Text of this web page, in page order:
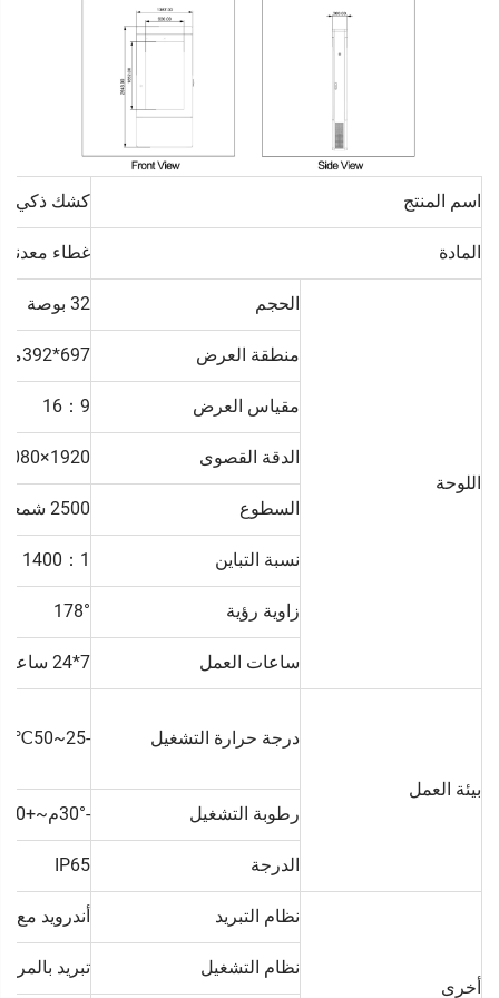
اسم المنتج كشك ذكي LCD خارجي
المادة غطاء
اللوحة
الحجم 32 بوصة
منطقة العرض 697*392مم
مقياس العرض 16：9
الدقة القصوى 1920×1080
السطوع 2500 شمعة/م²
نسبة التباين 1400：1
زاوية رؤية 178°
ساعات العمل 7*24 ساعة
بيئة العمل
درجة حرارة التشغيل -25~50℃
رطوبة التشغيل -30°م~+60°م
الدرجة IP65
أخرى
نظام التبريد أندرويد مع
نظام التشغيل تبريد